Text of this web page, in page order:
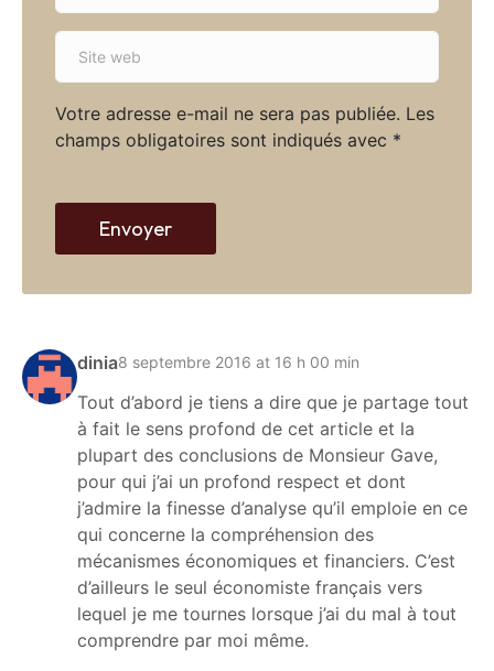
dinia8 septembre 2016 at 16 h 00 min
Tout d’abord je tiens a dire que je partage tout
à fait le sens profond de cet article et la
plupart des conclusions de Monsieur Gave,
pour qui j’ai un profond respect et dont
j’admire la finesse d’analyse qu’il emploie en ce
qui concerne la compréhension des
mécanismes économiques et financiers. C’est
d’ailleurs le seul économiste français vers
lequel je me tournes lorsque j’ai du mal à tout
comprendre par moi même.
Votre adresse e-mail ne sera pas publiée. Les
champs obligatoires sont indiqués avec *
*
a
l
*
S
e
w
b
Envoyer